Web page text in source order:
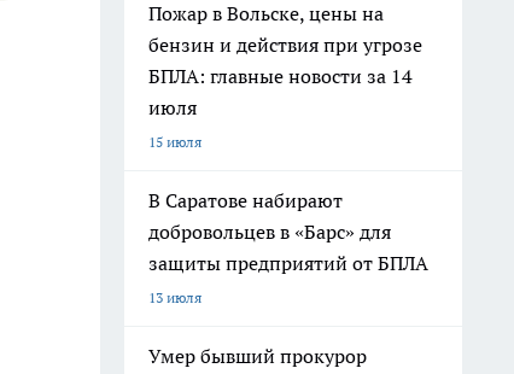
Пожар в Вольске, цены на
бензин и действия при угрозе
БПЛА: главные новости за 14
июля
15 июля
В Саратове набирают
добровольцев в «Барс» для
защиты предприятий от БПЛА
13 июля
Умер бывший прокурор